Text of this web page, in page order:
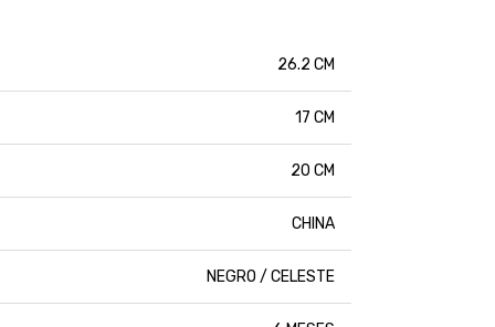
26.2 CM
17 CM
20 CM
CHINA
NEGRO / CELESTE